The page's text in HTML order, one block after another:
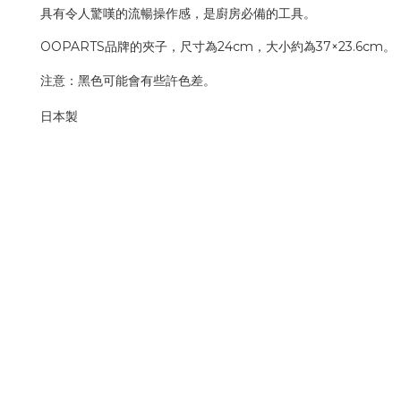
具有令人驚嘆的流暢操作感，是廚房必備的工具。
OOPARTS品牌的夾子，尺寸為24cm，大小約為37×23.6cm。
注意：黑色可能會有些許色差。
日本製